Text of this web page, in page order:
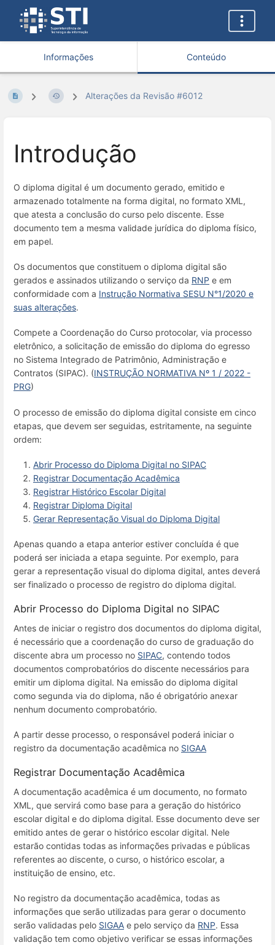
Informações Conteúdo
Alterações da Revisão #6012
Introdução
O diploma digital é um documento gerado, emitido e
armazenado totalmente na forma digital, no formato XML,
que atesta a conclusão do curso pelo discente. Esse
documento tem a mesma validade jurídica do diploma físico,
em papel.
Os documentos que constituem o diploma digital são
gerados e assinados utilizando o serviço da RNP e em
conformidade com a Instrução Normativa SESU N°1/2020 e
suas alterações.
Compete a Coordenação do Curso protocolar, via processo
eletrônico, a solicitação de emissão do diploma do egresso
no Sistema Integrado de Patrimônio, Administração e
Contratos (SIPAC). (INSTRUÇÃO NORMATIVA Nº 1 / 2022 -
PRG)
O processo de emissão do diploma digital consiste em cinco
etapas, que devem ser seguidas, estritamente, na seguinte
ordem:
Abrir Processo do Diploma Digital no SIPAC
Registrar Documentação Acadêmica
Registrar Histórico Escolar Digital
Registrar Diploma Digital
Gerar Representação Visual do Diploma Digital
Apenas quando a etapa anterior estiver concluída é que
poderá ser iniciada a etapa seguinte. Por exemplo, para
gerar a representação visual do diploma digital, antes deverá
ser finalizado o processo de registro do diploma digital.
Abrir Processo do Diploma Digital no SIPAC
Antes de iniciar o registro dos documentos do diploma digital,
é necessário que a coordenação do curso de graduação do
discente abra um processo no SIPAC, contendo todos
documentos comprobatórios do discente necessários para
emitir um diploma digital. Na emissão do diploma digital
como segunda via do diploma, não é obrigatório anexar
nenhum documento comprobatório.
A partir desse processo, o responsável poderá iniciar o
registro da documentação acadêmica no SIGAA
Registrar Documentação Acadêmica
A documentação acadêmica é um documento, no formato
XML, que servirá como base para a geração do histórico
escolar digital e do diploma digital. Esse documento deve ser
emitido antes de gerar o histórico escolar digital. Nele
estarão contidas todas as informações privadas e públicas
referentes ao discente, o curso, o histórico escolar, a
instituição de ensino, etc.
No registro da documentação acadêmica, todas as
informações que serão utilizadas para gerar o documento
serão validadas pelo SIGAA e pelo serviço da RNP. Essa
validação tem como objetivo verificar se essas informações